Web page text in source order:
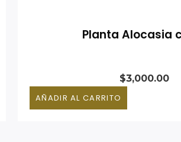
Planta Alocasia
$3,000.00
AÑADIR AL CARRITO